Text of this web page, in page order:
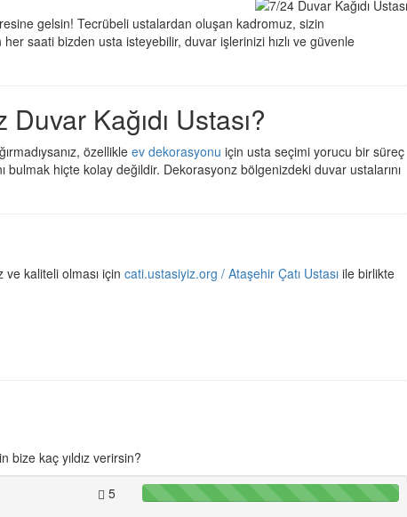
gelsin! Tecrübeli ustalardan oluşan kadromuz, sizin
saati bizden usta isteyebilir, duvar işlerinizi hızlı ve güvenle
Kağıdı Ustası?
özellikle ev dekorasyonu için usta seçimi yorucu bir süreç
bulmak hiçte kolay değildir. Dekorasyonz bölgenizdeki duvar ustalarını
ve kaliteli olması için cati.ustasiyiz.org / Ataşehir Çatı Ustası ile birlikte
bize kaç yıldız verirsin?
5 100%